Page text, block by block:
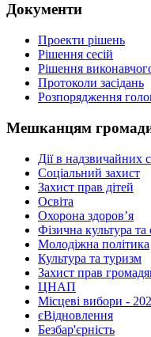
Документи
Проекти рішень
Рішення сесій
Рішення
Протоколи засідань
Розпорядження
Мешканцям
Дії в надзвичайних
Соціальний захист
Захист прав дітей
Освіта
Охорона здоров’я
Фізична культура та
Молодіжна політика
Культура та туризм
Захист прав
ЦНАП
Місцеві вибори -
єВідновлення
Безбар'єрність